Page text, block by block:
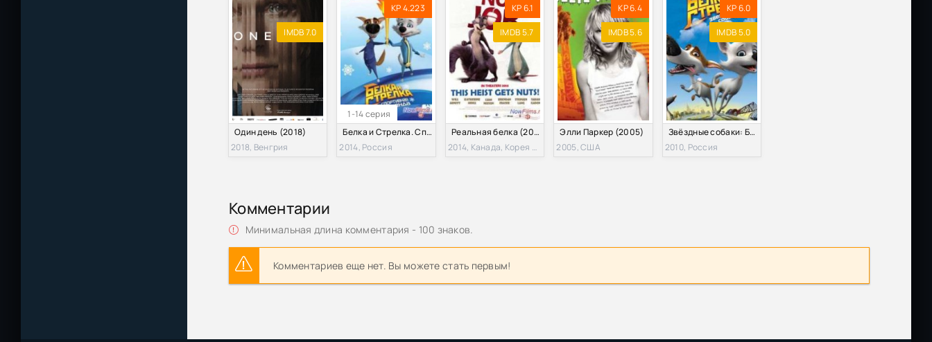
IMDB 7.0
Один день (2018)
2018, Венгрия
1-14 серия
KP 4.223
Белка и Стрелка. Спортивная команда (2014)
2014, Россия
KP 6.1
IMDB 5.7
Реальная белка (2014)
2014, Канада, Корея Южная, США
KP 6.4
IMDB 5.6
Элли Паркер (2005)
2005, США
KP 6.0
IMDB 5.0
Звёздные собаки: Белка и Стрелка (2010)
2010, Россия
Комментарии
Минимальная длина комментария - 100 знаков.
Комментариев еще нет. Вы можете стать первым!